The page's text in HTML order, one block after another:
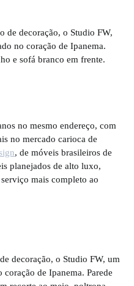
no mesmo endereço, com
no mercado carioca de
, de móveis brasileiros de
planejados de alto luxo,
mais completo ao